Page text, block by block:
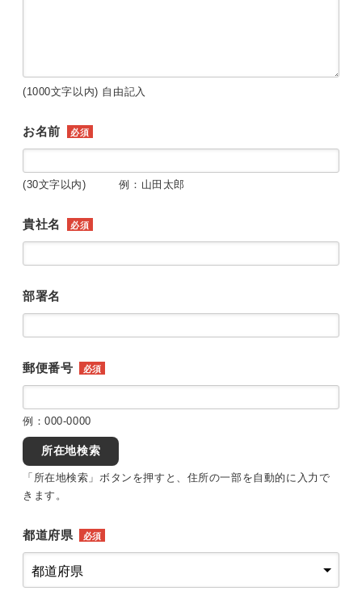
(1000文字以内) 自由記入
お名前 必須
(30文字以内) 例：山田太郎
貴社名 必須
部署名
郵便番号 必須
例：000-0000
所在地検索
「所在地検索」ボタンを押すと、住所の一部を自動的に入力で
きます。
都道府県 必須